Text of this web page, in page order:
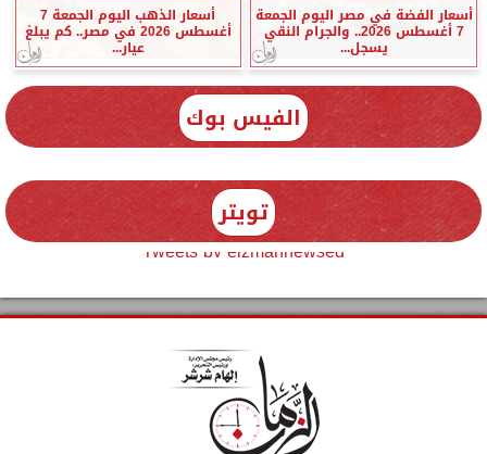
أسعار الفضة في مصر اليوم الجمعة
7 أغسطس 2026.. والجرام النقي
يسجل...
أسعار الذهب اليوم الجمعة 7
أغسطس 2026 في مصر.. كم يبلغ
عيار...
الفيس بوك
تويتر
Tweets by elzmannewseg